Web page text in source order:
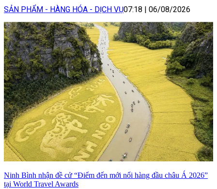
SẢN PHẨM - HÀNG HÓA - DỊCH VỤ07:18 06/08/2026
Ninh Bình nhận đề cử “Điểm đến mới nổi hàng đầu châu Á 2026”
tại World Travel Awards